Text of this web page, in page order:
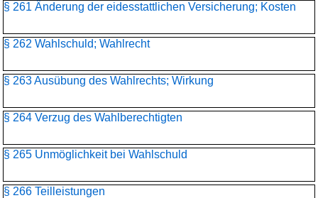
§ 261 Änderung der eidesstattlichen Versicherung; Kosten
§ 262 Wahlschuld; Wahlrecht
§ 263 Ausübung des Wahlrechts; Wirkung
§ 264 Verzug des Wahlberechtigten
§ 265 Unmöglichkeit bei Wahlschuld
§ 266 Teilleistungen